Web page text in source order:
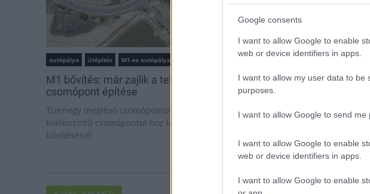
Google consents
I want to allow Google to enable
web or device identifiers in apps.
I want to allow my user data to be
purposes.
I want to allow Google to send
I want to allow Google to enable
web or device identifiers in apps.
I want to allow Google to enable
autópálya útépítés M1-es autópálya
M1 bővítés: már zajlik a teljesen új Bicske Kelet
csomópont építése
Tizenegy meglévő csomópontot korszerűsít és négy új,
különszintű csomópontot hoz létre az MKIF az M1-es
bővítésénél.
be